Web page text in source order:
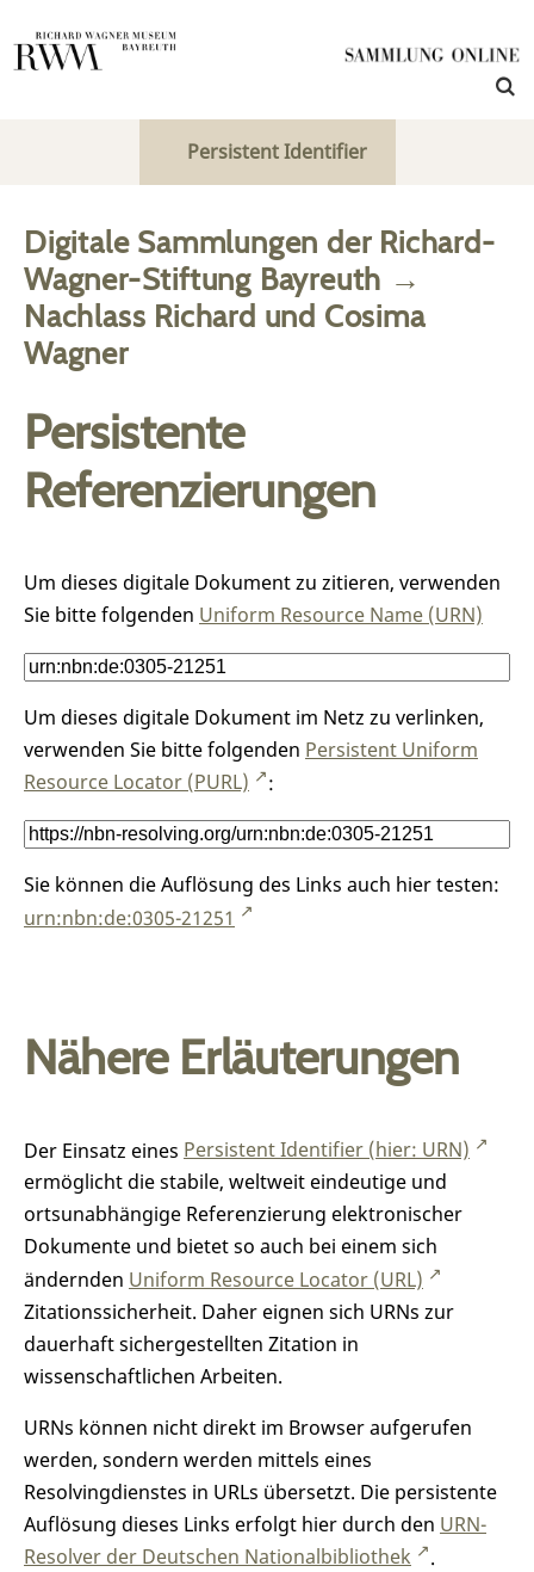
Persistent Identifier
Digitale Sammlungen der Richard-
Wagner-Stiftung Bayreuth →
Nachlass Richard und Cosima
Wagner
Persistente
Referenzierungen
Um dieses digitale Dokument zu zitieren, verwenden
Sie bitte folgenden Uniform Resource Name (URN)
Um dieses digitale Dokument im Netz zu verlinken,
verwenden Sie bitte folgenden Persistent Uniform
Resource Locator (PURL)
:
Sie können die Auflösung des Links auch hier testen:
urn:nbn:de:0305-21251
Nähere Erläuterungen
Der Einsatz eines Persistent Identifier (hier: URN)
ermöglicht die stabile, weltweit eindeutige und
ortsunabhängige Referenzierung elektronischer
Dokumente und bietet so auch bei einem sich
ändernden Uniform Resource Locator (URL)
Zitationssicherheit. Daher eignen sich URNs zur
dauerhaft sichergestellten Zitation in
wissenschaftlichen Arbeiten.
URNs können nicht direkt im Browser aufgerufen
werden, sondern werden mittels eines
Resolvingdienstes in URLs übersetzt. Die persistente
Auflösung dieses Links erfolgt hier durch den URN-
Resolver der Deutschen Nationalbibliothek
.